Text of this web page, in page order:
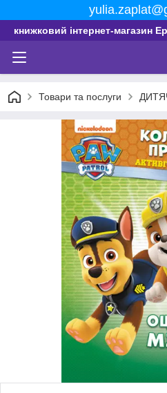
книжковий інтернет-магазин
Товари та послуги